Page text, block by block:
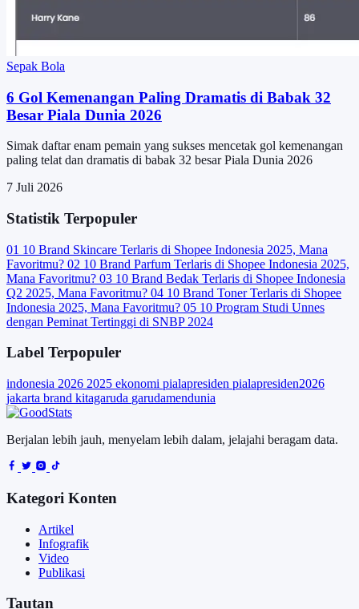
Sepak Bola
6 Gol Kemenangan Paling Dramatis di Babak 32
Besar Piala Dunia 2026
Simak daftar enam pemain yang sukses mencetak gol kemenangan
paling telat dan dramatis di babak 32 besar Piala Dunia 2026
7 Juli 2026
Statistik Terpopuler
01 10 Brand Skincare Terlaris di Shopee Indonesia 2025, Mana
Favoritmu? 02 10 Brand Parfum Terlaris di Shopee Indonesia 2025,
Mana Favoritmu? 03 10 Brand Bedak Terlaris di Shopee Indonesia
Q2 2025, Mana Favoritmu? 04 10 Brand Toner Terlaris di Shopee
Indonesia 2025, Mana Favoritmu? 05 10 Program Studi Unnes
dengan Peminat Tertinggi di SNBP 2024
Label Terpopuler
indonesia 2026 2025 ekonomi pialapresiden pialapresiden2026
jakarta brand kitagaruda garudamendunia
Berjalan lebih jauh, menyelam lebih dalam, jelajahi beragam data.
Kategori Konten
Artikel
Infografik
Video
Publikasi
Tautan